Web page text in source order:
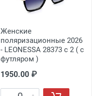
Женские
поляризационные 2026
- LEONESSA 28373 с 2 ( с
футляром )
1950.00 ₽